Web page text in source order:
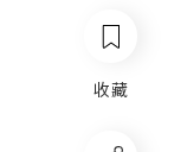
收藏